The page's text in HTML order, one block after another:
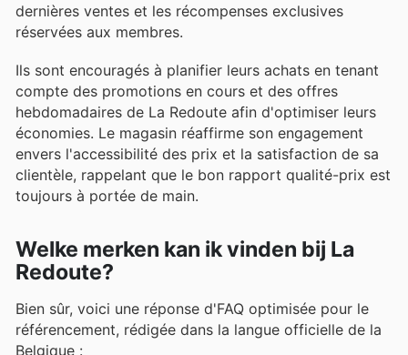
dernières ventes et les récompenses exclusives
réservées aux membres.
Ils sont encouragés à planifier leurs achats en tenant
compte des promotions en cours et des offres
hebdomadaires de La Redoute afin d'optimiser leurs
économies. Le magasin réaffirme son engagement
envers l'accessibilité des prix et la satisfaction de sa
clientèle, rappelant que le bon rapport qualité-prix est
toujours à portée de main.
Welke merken kan ik vinden bij La
Redoute?
Bien sûr, voici une réponse d'FAQ optimisée pour le
référencement, rédigée dans la langue officielle de la
Belgique :